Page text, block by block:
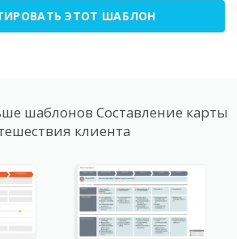
ЭТОТ ШАБЛОН
шаблонов Составление карты
клиента